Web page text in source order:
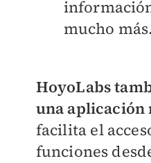
mucho más.
HoyoLabs
una aplicación
facilita el
funciones